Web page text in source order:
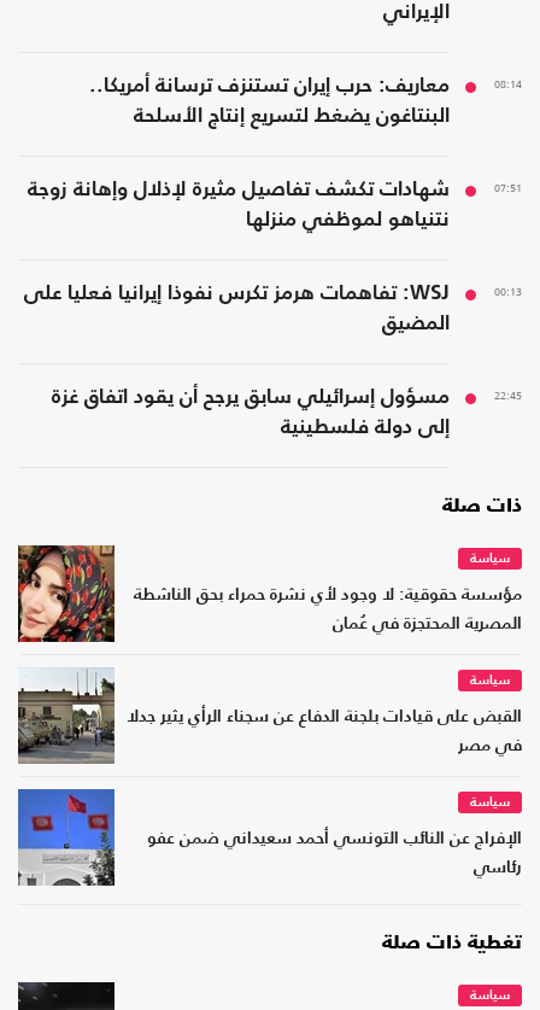
الإيراني
08:14
معاريف: حرب إيران تستنزف ترسانة أمريكا..
البنتاغون يضغط لتسريع إنتاج الأسلحة
07:51
شهادات تكشف تفاصيل مثيرة لإذلال وإهانة زوجة
نتنياهو لموظفي منزلها
00:13
WSJ: تفاهمات هرمز تكرس نفوذا إيرانيا فعليا على
المضيق
22:45
مسؤول إسرائيلي سابق يرجح أن يقود اتفاق غزة
إلى دولة فلسطينية
ذات صلة
سياسة
مؤسسة حقوقية: لا وجود لأي نشرة حمراء بحق الناشطة
المصرية المحتجزة في عُمان
سياسة
القبض على قيادات بلجنة الدفاع عن سجناء الرأي يثير جدلا
في مصر
سياسة
الإفراج عن النائب التونسي أحمد سعيداني ضمن عفو
رئاسي
تغطية ذات صلة
سياسة